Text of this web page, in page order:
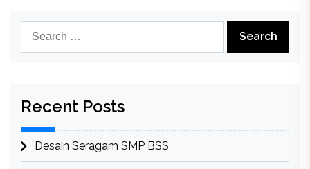
Dewantara
Search
Recent Posts
Desain Seragam SMP BSS